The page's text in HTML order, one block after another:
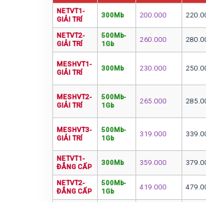
NETVT1-
GIẢI TRÍ
300Mb 200.000
NETVT2-
GIẢI TRÍ
500Mb-
1Gb
260.000
MESHVT1-
GIẢI TRÍ
300Mb 230.000
MESHVT2-
GIẢI TRÍ
500Mb-
1Gb
265.000
MESHVT3-
GIẢI TRÍ
500Mb-
1Gb
319.000
NETVT1-
ĐẲNG CẤP
300Mb 359.000
NETVT2-
ĐẲNG CẤP
500Mb-
1Gb
419.000